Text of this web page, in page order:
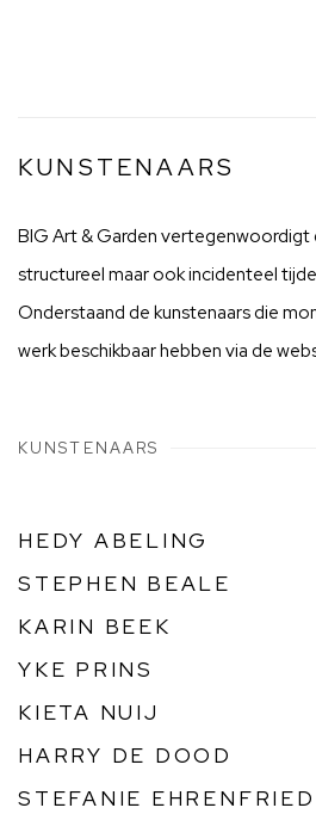
KUNSTENAARS
BIG Art & Garden vertegenwoordigt
structureel maar ook incidenteel
Onderstaand de kunstenaars die
werk beschikbaar hebben via de
KUNSTENAARS
HEDY ABELING
STEPHEN BEALE
KARIN BEEK
YKE PRINS
KIETA NUIJ
HARRY DE DOOD
STEFANIE EHRENFRIED